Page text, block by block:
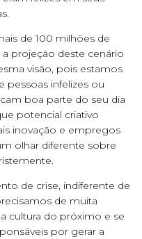
de 100 milhões de
projeção deste cenário
visão, pois estamos
pessoas infelizes ou
boa parte do seu dia
potencial criativo
inovação e empregos
olhar diferente sobre
de crise, indiferente de
de muita
cultura do próximo e se
por gerar a